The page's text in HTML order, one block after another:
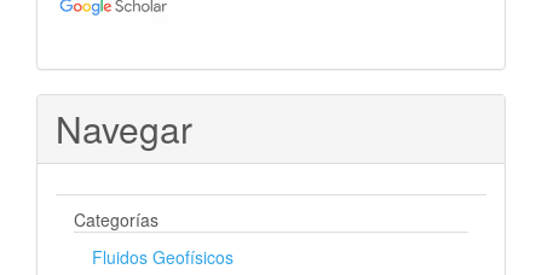
Navegar
Categorías
Fluidos Geofísicos